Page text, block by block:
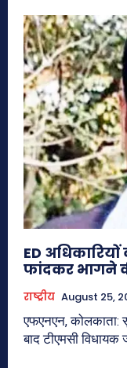
ED
फांदकर भागने
राष्ट्रीय August 25,
एफएनएन, कोलकाता:
बाद टीएमसी विधायक